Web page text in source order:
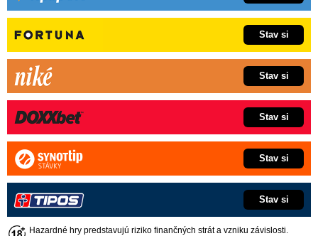
Stav si
Stav si
Stav si
Stav si
Stav si
Hazardné hry predstavujú riziko finančných strát a vzniku závislosti.